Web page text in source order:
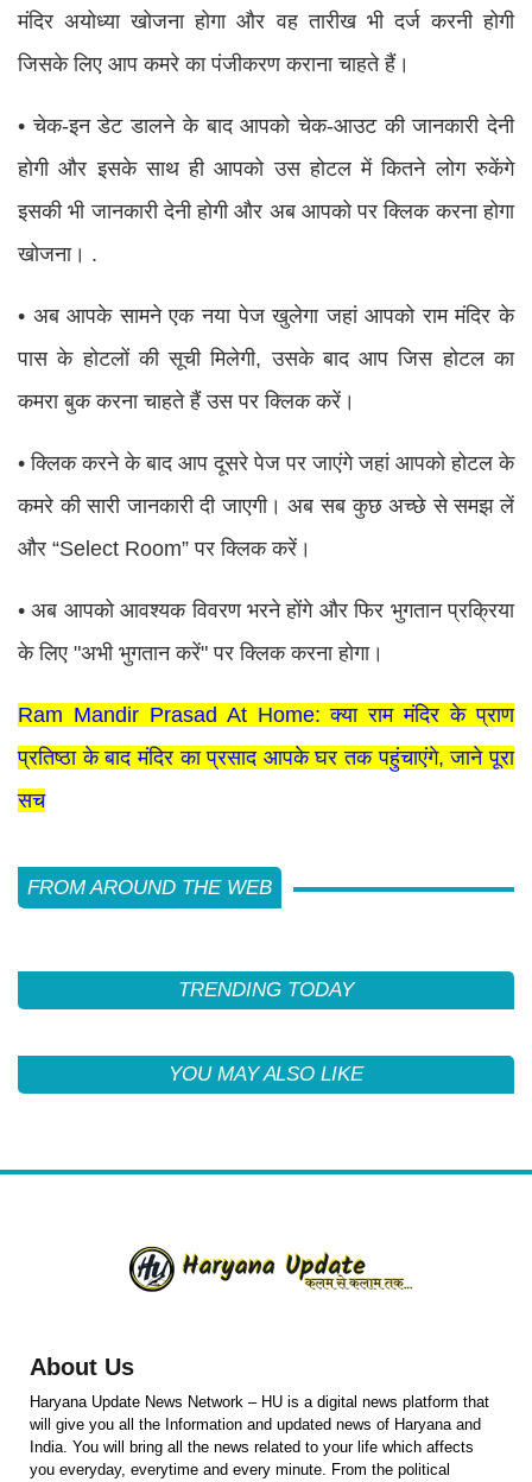
मंदिर अयोध्या खोजना होगा और वह तारीख भी दर्ज करनी होगी
जिसके लिए आप कमरे का पंजीकरण कराना चाहते हैं।
• चेक-इन डेट डालने के बाद आपको चेक-आउट की जानकारी देनी
होगी और इसके साथ ही आपको उस होटल में कितने लोग रुकेंगे
इसकी भी जानकारी देनी होगी और अब आपको पर क्लिक करना होगा
खोजना। .
• अब आपके सामने एक नया पेज खुलेगा जहां आपको राम मंदिर के
पास के होटलों की सूची मिलेगी, उसके बाद आप जिस होटल का
कमरा बुक करना चाहते हैं उस पर क्लिक करें।
• क्लिक करने के बाद आप दूसरे पेज पर जाएंगे जहां आपको होटल के
कमरे की सारी जानकारी दी जाएगी। अब सब कुछ अच्छे से समझ लें
और “Select Room” पर क्लिक करें।
• अब आपको आवश्यक विवरण भरने होंगे और फिर भुगतान प्रक्रिया
के लिए "अभी भुगतान करें" पर क्लिक करना होगा।
Ram Mandir Prasad At Home: क्या राम मंदिर के प्राण
प्रतिष्ठा के बाद मंदिर का प्रसाद आपके घर तक पहुंचाएंगे, जाने पूरा
सच
FROM AROUND THE WEB
TRENDING TODAY
YOU MAY ALSO LIKE
About Us
Haryana Update News Network – HU is a digital news platform that
will give you all the Information and updated news of Haryana and
India. You will bring all the news related to your life which affects
you everyday, everytime and every minute. From the political